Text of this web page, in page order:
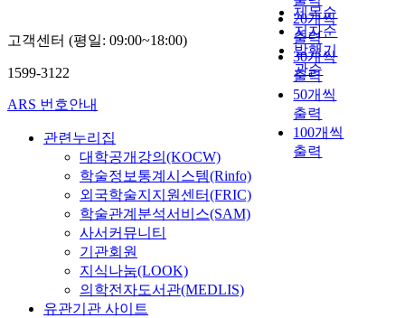
제목순
저자순
발행기
관순
20개씩
출력
30개씩
출력
50개씩
출력
100개씩
출력
고객센터 (평일: 09:00~18:00)
1599-3122
ARS 번호안내
관련누리집
대학공개강의(KOCW)
학술정보통계시스템(Rinfo)
외국학술지지원센터(FRIC)
학술관계분석서비스(SAM)
사서커뮤니티
기관회원
지식나눔(LOOK)
의학전자도서관(MEDLIS)
유관기관 사이트